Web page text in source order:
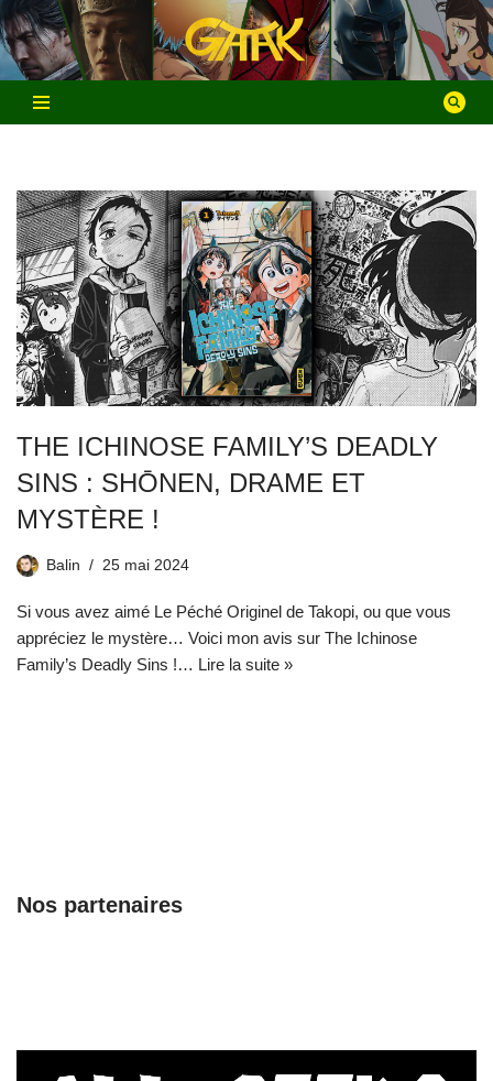
Aller
au
contenu
THE ICHINOSE FAMILY’S DEADLY
SINS : SHŌNEN, DRAME ET
MYSTÈRE !
Balin 25 mai 2024
Si vous avez aimé Le Péché Originel de Takopi, ou que vous
appréciez le mystère… Voici mon avis sur The Ichinose
Family’s Deadly Sins !… Lire la suite »
Nos partenaires